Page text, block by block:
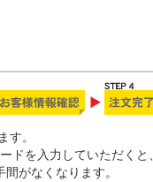
。
ドを入力していただくと、
がなくなります。